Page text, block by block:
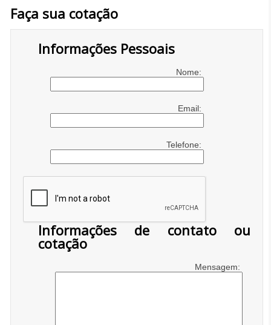
Faça sua cotação
Informações Pessoais
Nome:
Email:
Telefone:
Informações de contato ou
cotação
Mensagem: